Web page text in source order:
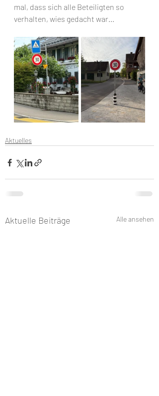
mal, dass sich alle Beteiligten so
verhalten, wies gedacht war...
Aktuelles
Aktuelle Beiträge Alle ansehen